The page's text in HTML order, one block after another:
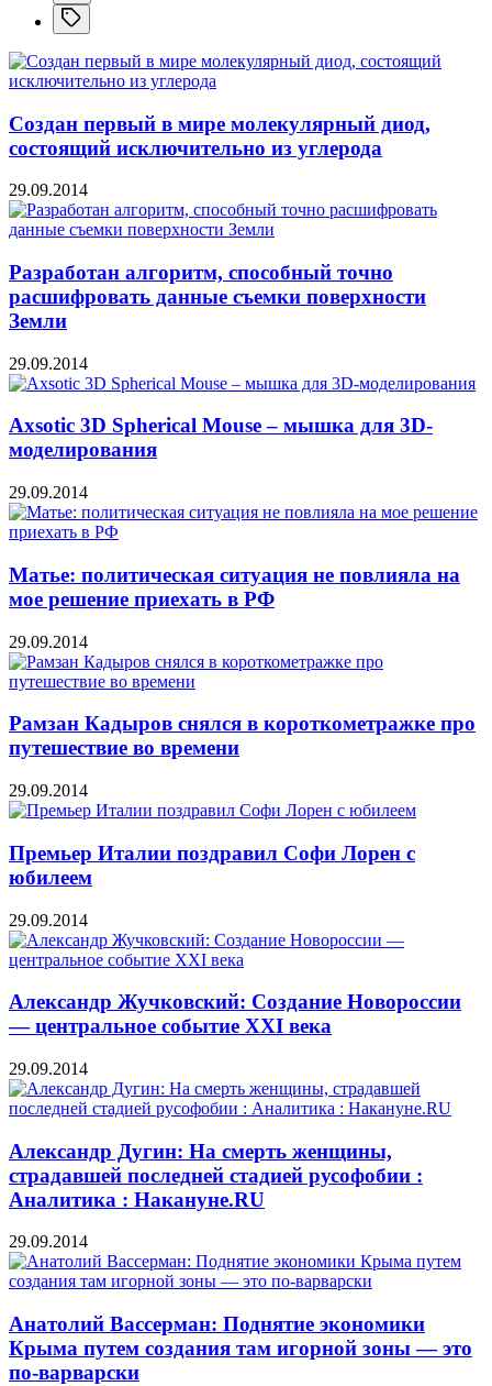
Создан первый в мире молекулярный диод,
состоящий исключительно из углерода
29.09.2014
Разработан алгоритм, способный точно
расшифровать данные съемки поверхности
Земли
29.09.2014
Axsotic 3D Spherical Mouse – мышка для 3D-
моделирования
29.09.2014
Матье: политическая ситуация не повлияла на
мое решение приехать в РФ
29.09.2014
Рамзан Кадыров снялся в короткометражке про
путешествие во времени
29.09.2014
Премьер Италии поздравил Софи Лорен с
юбилеем
29.09.2014
Александр Жучковский: Создание Новороссии
— центральное событие XXI века
29.09.2014
Александр Дугин: На смерть женщины,
страдавшей последней стадией русофобии :
Аналитика : Накануне.RU
29.09.2014
Анатолий Вассерман: Поднятие экономики
Крыма путем создания там игорной зоны — это
по-варварски